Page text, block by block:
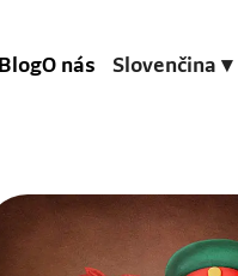
BlogO nás Slovenčina ▾